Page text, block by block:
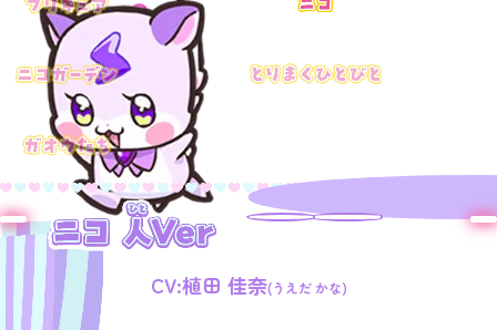
CV:植田 佳奈(うえだ かな)